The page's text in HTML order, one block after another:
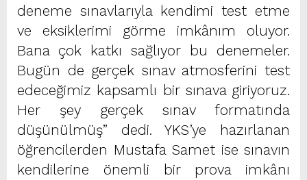
deneme sınavlarıyla kendimi test etme
ve eksiklerimi görme imkânım oluyor.
Bana çok katkı sağlıyor bu denemeler.
Bugün de gerçek sınav atmosferini test
edeceğimiz kapsamlı bir sınava giriyoruz.
Her şey gerçek sınav formatında
düşünülmüş” dedi. YKS’ye hazırlanan
öğrencilerden Mustafa Samet ise sınavın
kendilerine önemli bir prova imkânı